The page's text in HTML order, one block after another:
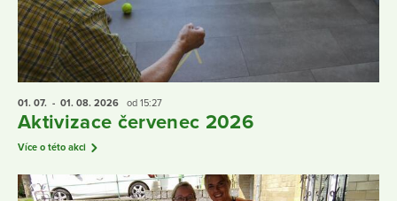
01. 07. - 01. 08. 2026 od 15:27
Aktivizace červenec 2026
Více o této akci